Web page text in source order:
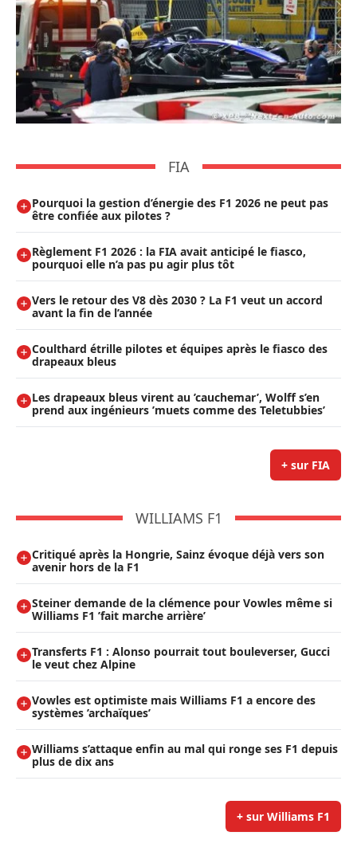
FIA
Pourquoi la gestion d’énergie des F1 2026 ne peut pas
être confiée aux pilotes ?
Règlement F1 2026 : la FIA avait anticipé le fiasco,
pourquoi elle n’a pas pu agir plus tôt
Vers le retour des V8 dès 2030 ? La F1 veut un accord
avant la fin de l’année
Coulthard étrille pilotes et équipes après le fiasco des
drapeaux bleus
Les drapeaux bleus virent au ’cauchemar’, Wolff s’en
prend aux ingénieurs ’muets comme des Teletubbies’
+ sur FIA
WILLIAMS F1
Critiqué après la Hongrie, Sainz évoque déjà vers son
avenir hors de la F1
Steiner demande de la clémence pour Vowles même si
Williams F1 ’fait marche arrière’
Transferts F1 : Alonso pourrait tout bouleverser, Gucci
le veut chez Alpine
Vowles est optimiste mais Williams F1 a encore des
systèmes ’archaïques’
Williams s’attaque enfin au mal qui ronge ses F1 depuis
plus de dix ans
+ sur Williams F1